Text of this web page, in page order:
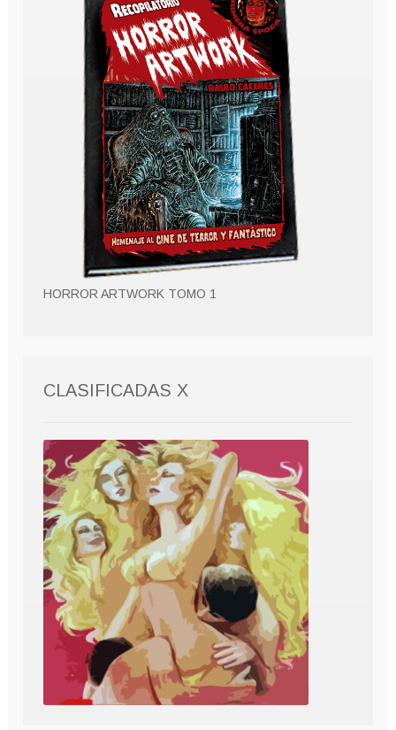
HORROR ARTWORK TOMO 1
CLASIFICADAS X